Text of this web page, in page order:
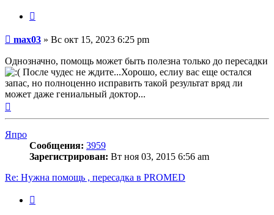
Сообщение
max03 » Вс окт 15, 2023 6:25 pm
Однозначно, помощь может быть полезна только до пересадки
После чудес не ждите...Хорошо, еслиу вас еще остался
запас, но полноценно исправить такой результат вряд ли
может даже гениальный доктор...
Япро
Сообщения: 3959
Зарегистрирован: Вт ноя 03, 2015 6:56 am
Re: Нужна помощь , пересадка в PROMED